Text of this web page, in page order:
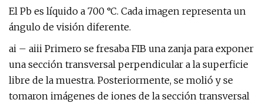
El Pb es líquido a 700 °C. Cada imagen representa un
ángulo de visión diferente.
ai – aiii Primero se fresaba FIB una zanja para exponer
una sección transversal perpendicular a la superficie
libre de la muestra. Posteriormente, se molió y se
tomaron imágenes de iones de la sección transversal